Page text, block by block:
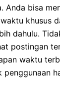
Anda bisa
khusus
dahulu.
postingan
waktu